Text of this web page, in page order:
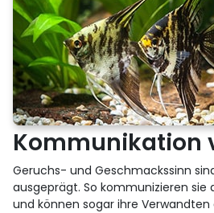
Kommunikation
Geruchs- und Geschmackssinn
ausgeprägt. So kommunizieren sie
und können sogar ihre